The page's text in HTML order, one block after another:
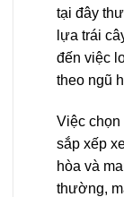
tại đây
lựa trái
đến việc
theo ngũ
Việc chọn
sắp xếp
hòa và
thường,